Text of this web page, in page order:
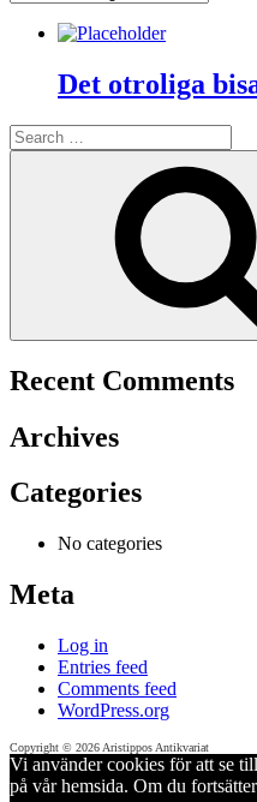
Det otroliga
Search
for:
Recent Comments
Archives
Categories
No categories
Meta
Log in
Entries feed
Comments feed
WordPress.org
Copyright © 2026 Aristippos Antikvariat
Vi använder cookies för att se
på vår hemsida. Om du